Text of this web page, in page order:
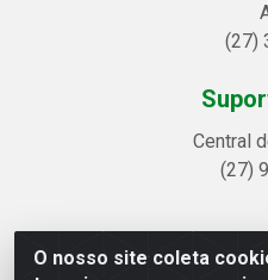
O nosso site coleta
(27)
Central
(27)
Linhavix Distribuidora